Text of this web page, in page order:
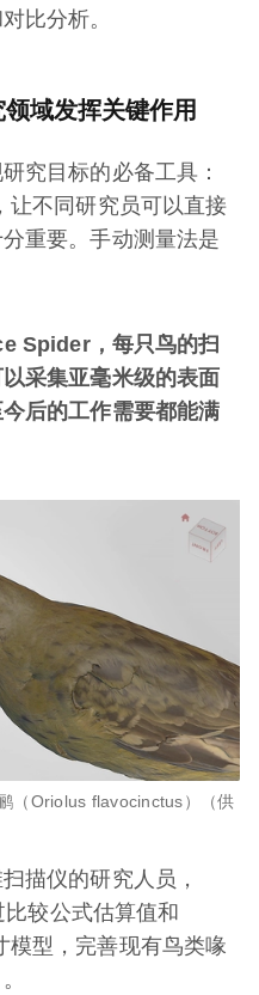
比分析。
域发挥关键作用
究目标的必备工具：
让不同研究员可以直接
重要。手动测量法是
Spider，每只鸟的扫
采集亚毫米级的表面
后的工作需要都能满
（Oriolus flavocinctus）（供
描仪的研究人员，
较公式估算值和
模型，完善现有鸟类喙